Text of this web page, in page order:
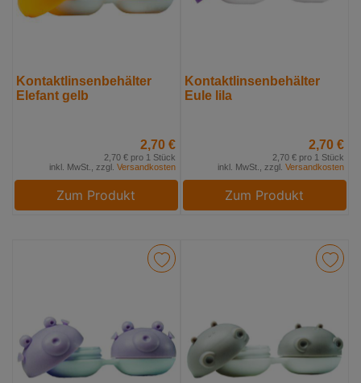
Kontaktlinsenbehälter
Elefant gelb
2,70 €
2,70 € pro 1 Stück
inkl. MwSt., zzgl. Versandkosten
Zum Produkt
Kontaktlinsenbehälter
Eule lila
2,70 €
2,70 € pro 1 Stück
inkl. MwSt., zzgl. Versandkosten
Zum Produkt